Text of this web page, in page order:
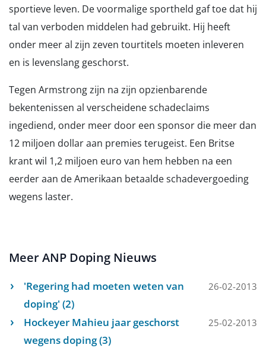
sportieve leven. De voormalige sportheld gaf toe dat hij
tal van verboden middelen had gebruikt. Hij heeft
onder meer al zijn zeven tourtitels moeten inleveren
en is levenslang geschorst.
Tegen Armstrong zijn na zijn opzienbarende
bekentenissen al verscheidene schadeclaims
ingediend, onder meer door een sponsor die meer dan
12 miljoen dollar aan premies terugeist. Een Britse
krant wil 1,2 miljoen euro van hem hebben na een
eerder aan de Amerikaan betaalde schadevergoeding
wegens laster.
Meer ANP Doping Nieuws
'Regering had moeten weten van
doping' (2)
26-02-2013
Hockeyer Mahieu jaar geschorst
wegens doping (3)
25-02-2013